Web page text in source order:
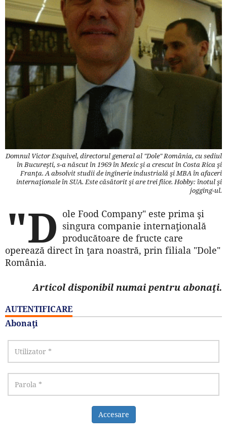
Domnul Victor Esquivel, directorul general al "Dole" România, cu sediul
în Bucureşti, s-a născut în 1969 în Mexic şi a crescut în Costa Rica şi
Franţa. A absolvit studii de inginerie industrială şi MBA în afaceri
internaţionale în SUA. Este căsătorit şi are trei fiice. Hobby: înotul şi
jogging-ul.
"D ole Food Company" este prima şi
singura companie internaţională
producătoare de fructe care
operează direct în ţara noastră, prin filiala "Dole"
România.
Articol disponibil numai pentru abonaţi.
AUTENTIFICARE
Abonaţi
Accesare